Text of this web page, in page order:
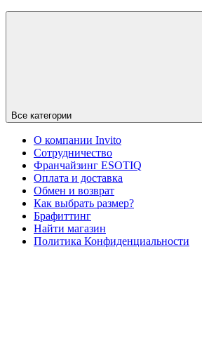
Все категории
О компании Invito
Сотрудничество
Франчайзинг ESOTIQ
Оплата и доставка
Обмен и возврат
Как выбрать размер?
Брафиттинг
Найти магазин
Политика Конфиденциальности